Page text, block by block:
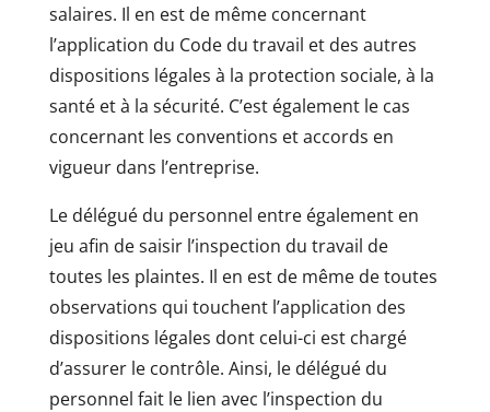
salaires. Il en est de même concernant
l’application du Code du travail et des autres
dispositions légales à la protection sociale, à la
santé et à la sécurité. C’est également le cas
concernant les conventions et accords en
vigueur dans l’entreprise.
Le délégué du personnel entre également en
jeu afin de saisir l’inspection du travail de
toutes les plaintes. Il en est de même de toutes
observations qui touchent l’application des
dispositions légales dont celui-ci est chargé
d’assurer le contrôle. Ainsi, le délégué du
personnel fait le lien avec l’inspection du